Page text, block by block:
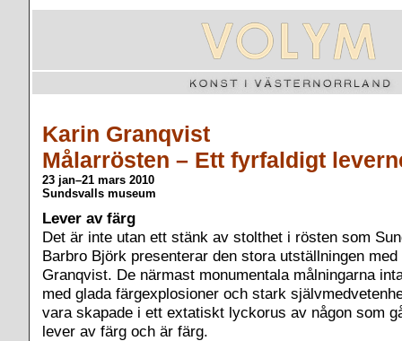
Karin Granqvist
Målarrösten – Ett fyrfaldigt
23 jan–21 mars 2010
Sundsvalls museum
Lever av färg
Det är inte utan ett stänk av stolthet i rösten som
Barbro Björk presenterar den stora utställningen
Granqvist. De närmast monumentala målningarna
med glada färgexplosioner och stark
vara skapade i ett extatiskt lyckorus av någon som
lever av färg och är färg.